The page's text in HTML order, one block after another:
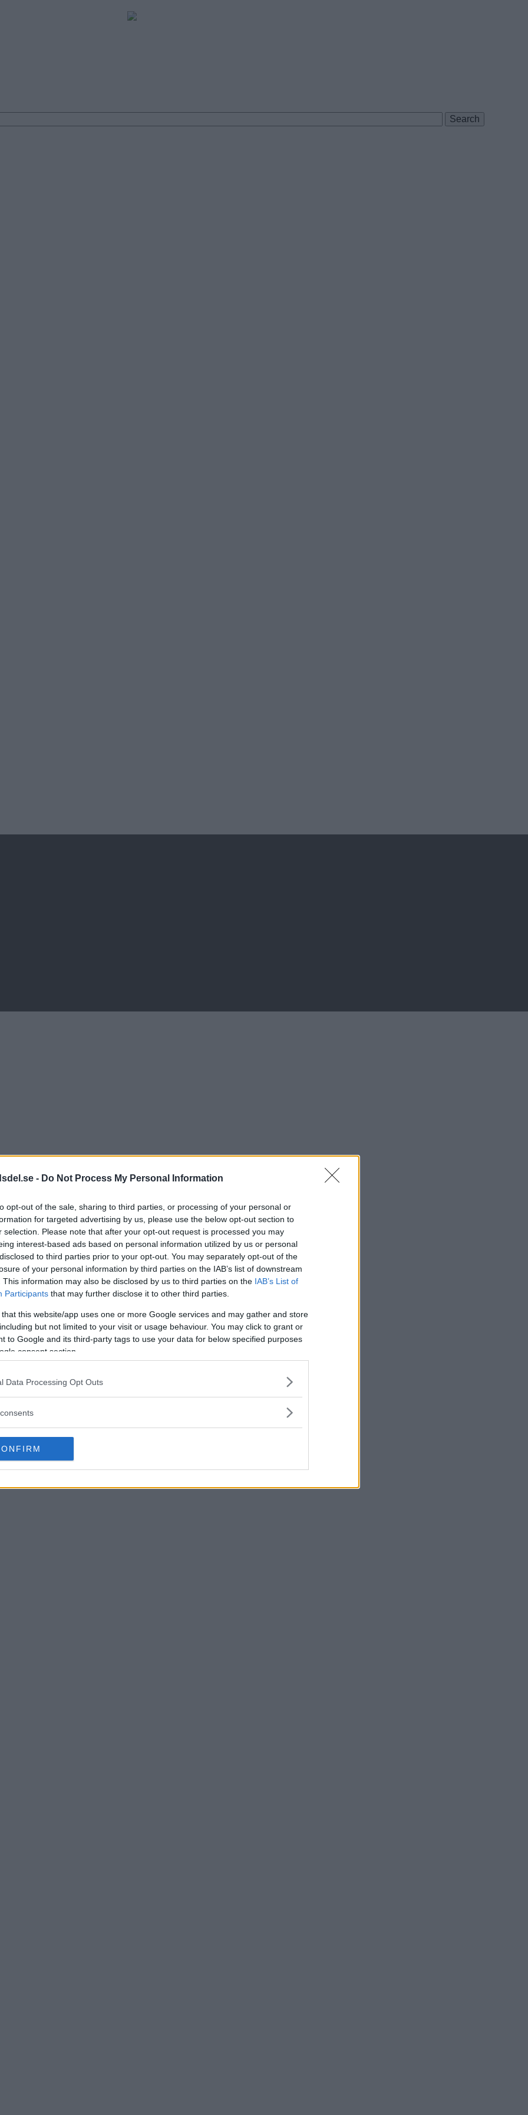
- Do Not Process My Personal Information
opt-out of the sale, sharing to third parties, or processing of your personal or
for targeted advertising by us, please use the below opt-out section to
selection. Please note that after your opt-out request is processed you may
interest-based ads based on personal information utilized by us or personal
to third parties prior to your opt-out. You may separately opt-out of the
of your personal information by third parties on the IAB’s list of downstream
This information may also be disclosed by us to third parties on the IAB’s List of
Participants that may further disclose it to other third parties.
that this website/app uses one or more Google services and may gather and store
but not limited to your visit or usage behaviour. You may click to grant or
to Google and its third-party tags to use your data for below specified purposes
consent section.
Data Processing Opt Outs